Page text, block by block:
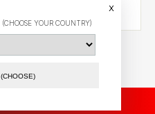
(CHOOSE YOUR COUNTRY)
x
(CHOOSE)